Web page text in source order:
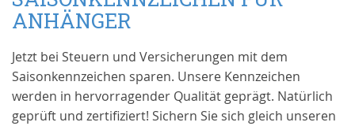
ANHÄNGER
Jetzt bei Steuern und Versicherungen mit dem
Saisonkennzeichen sparen. Unsere Kennzeichen
werden in hervorragender Qualität geprägt. Natürlich
geprüft und zertifiziert! Sichern Sie sich gleich unseren